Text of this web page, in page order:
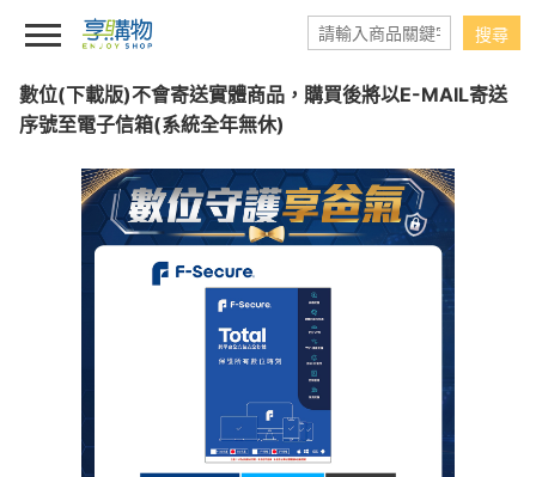
數位(下載版)不會寄送實體商品，購買後將以E-MAIL寄送
序號至電子信箱(系統全年無休)